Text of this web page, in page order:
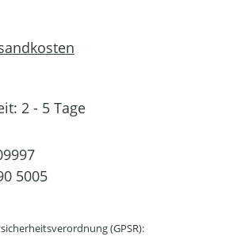
2 - 5 Tage
5005
(GPSR):